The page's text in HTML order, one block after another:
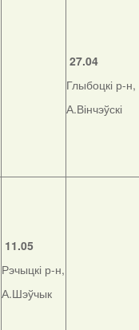
27.04
Глыбоцкі р-н,
А.Вінчэўскі
11.05
Рэчыцкі р-н,
А.Шэўчык